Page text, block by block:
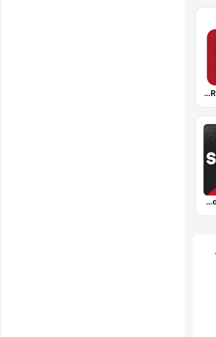
Virgin Radio Hard Rock
Sportify - Hard Rock Workout